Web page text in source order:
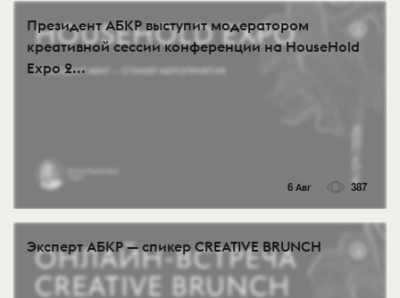
Президент АБКР выступит модератором
креативной сессии конференции на HouseHold
Expo 2...
6 Авг 387
Эксперт АБКР — спикер CREATIVE BRUNCH